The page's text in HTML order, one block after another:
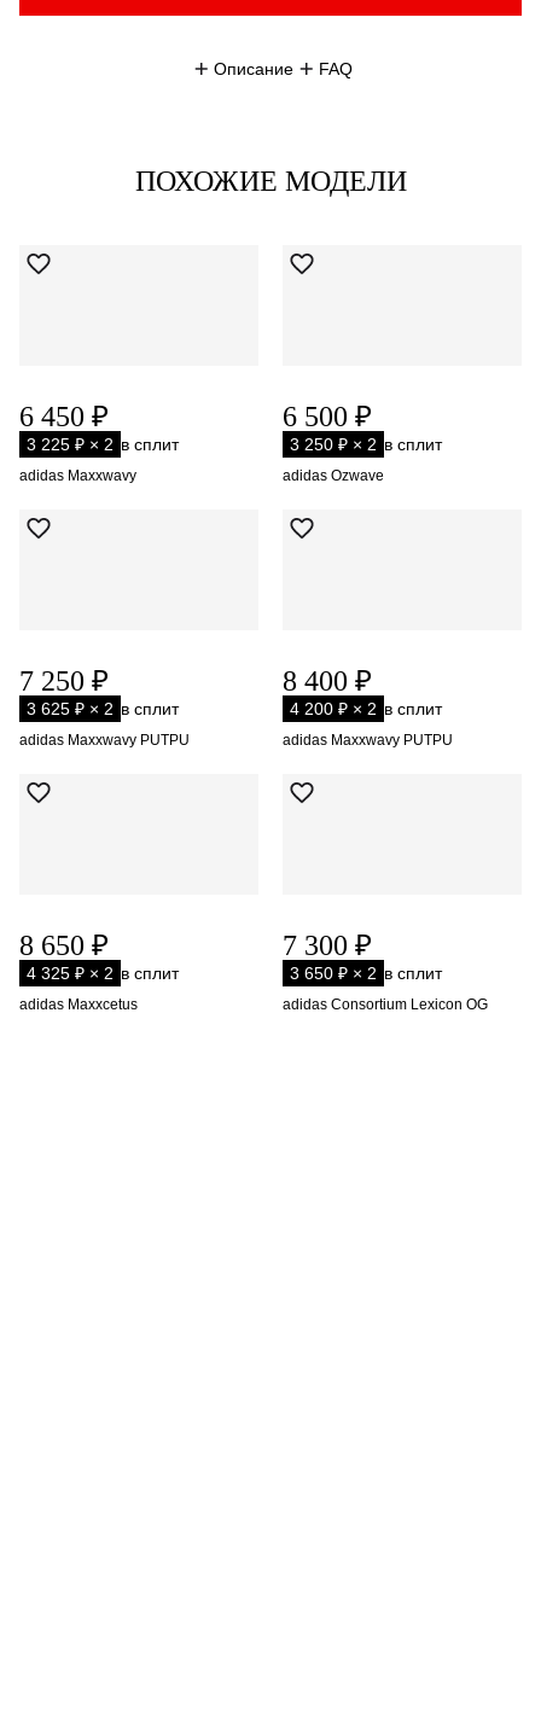
Описание FAQ
ПОХОЖИЕ МОДЕЛИ
6 450 ₽
3 225 ₽ × 2 в сплит
adidas Maxxwavy
6 500 ₽
3 250 ₽ × 2 в сплит
adidas Ozwave
7 250 ₽
3 625 ₽ × 2 в сплит
adidas Maxxwavy PUTPU
8 400 ₽
4 200 ₽ × 2 в сплит
adidas Maxxwavy PUTPU
8 650 ₽
4 325 ₽ × 2 в сплит
adidas Maxxcetus
7 300 ₽
3 650 ₽ × 2 в сплит
adidas Consortium Lexicon OG